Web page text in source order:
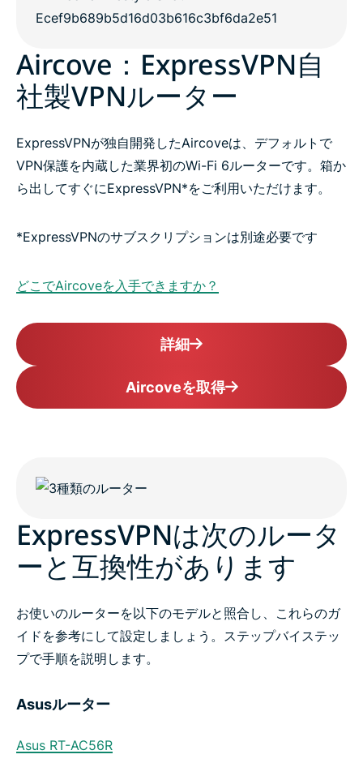
Aircove：ExpressVPN自
社製VPNルーター
ExpressVPNが独自開発したAircoveは、デフォルトで
VPN保護を内蔵した業界初のWi-Fi 6ルーターです。箱か
ら出してすぐにExpressVPN*をご利用いただけます。
*ExpressVPNのサブスクリプションは別途必要です
どこでAircoveを入手できますか？
詳細
Aircoveを取得
ExpressVPNは次のルータ
ーと互換性があります
お使いのルーターを以下のモデルと照合し、これらのガ
イドを参考にして設定しましょう。ステップバイステッ
プで手順を説明します。
Asusルーター
Asus RT-AC56R